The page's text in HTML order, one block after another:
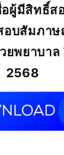
ผู้มีสิทธิ์ส
อบสัมภา
ยพยาบาล
2568